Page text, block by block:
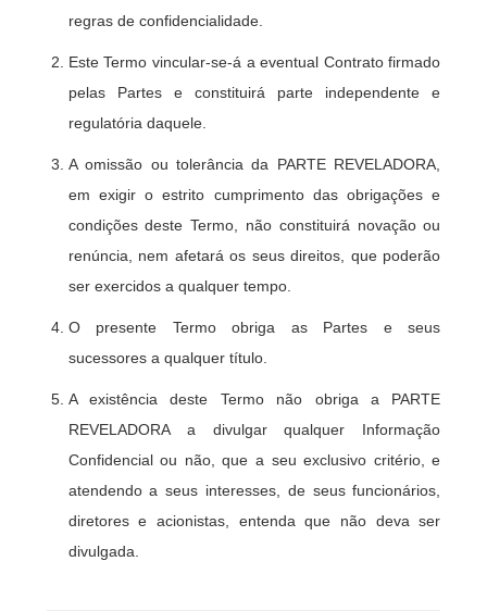
regras de confidencialidade.
Este Termo vincular-se-á a eventual Contrato firmado
pelas Partes e constituirá parte independente e
regulatória daquele.
A omissão ou tolerância da PARTE REVELADORA,
em exigir o estrito cumprimento das obrigações e
condições deste Termo, não constituirá novação ou
renúncia, nem afetará os seus direitos, que poderão
ser exercidos a qualquer tempo.
O presente Termo obriga as Partes e seus
sucessores a qualquer título.
A existência deste Termo não obriga a PARTE
REVELADORA a divulgar qualquer Informação
Confidencial ou não, que a seu exclusivo critério, e
atendendo a seus interesses, de seus funcionários,
diretores e acionistas, entenda que não deva ser
divulgada.